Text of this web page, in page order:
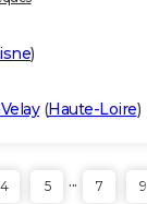
)
(Haute-Loire)
4 5 ... 7 9